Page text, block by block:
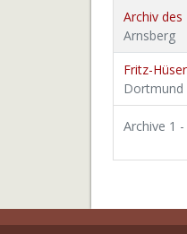
Archiv
Arnsberg
Fritz-
Dortmund
Archive 1